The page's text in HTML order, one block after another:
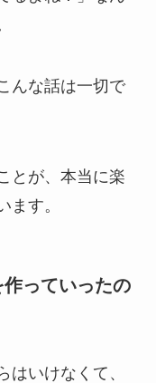
んな話は一切で
とが、本当に楽
ます。
っていったの
はいけなくて、